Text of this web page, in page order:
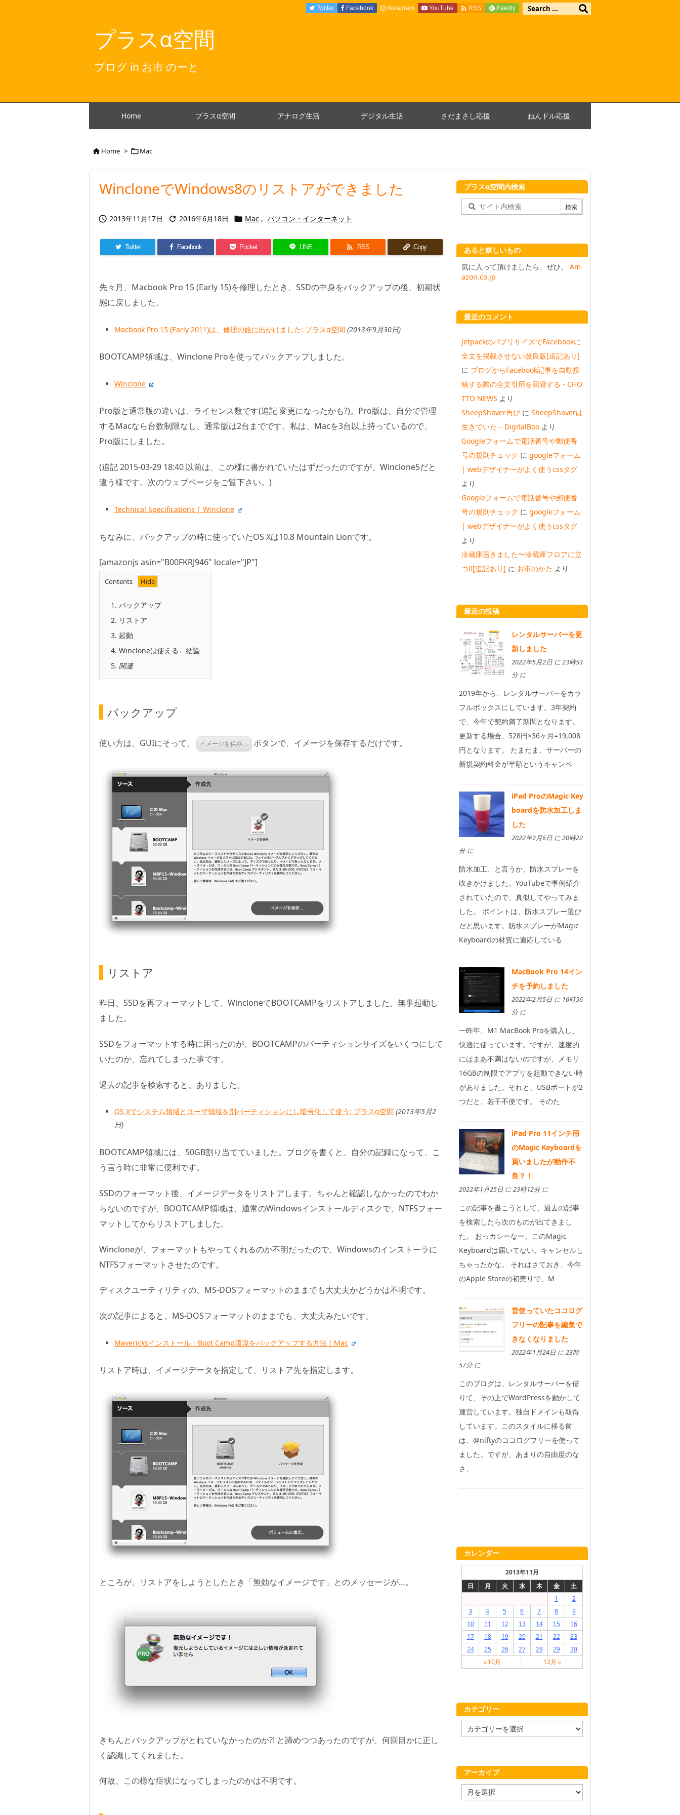
プラスα空間
ブログ in お市 のーと
Home プラスα空間 アナログ生活 デジタル生活 さだまさし応援 ねんドル応援
Twitter Facebook Instagram YouTube  RSS Feedly
Home > Mac
WincloneでWindows8のリストアができました
 2013年11月17日  2016年6月18日  Mac , パソコン・インターネット
Twitter Facebook Pocket LINE  RSS Copy
先々月、Macbook Pro 15 (Early 15)を修理したとき、SSDの中身をバックアップの後、初期状
態に戻しました。
Macbook Pro 15 (Early 2011)は、修理の旅に出かけました: プラスα空間 (2013年9月30日)
BOOTCAMP領域は、Winclone Proを使ってバックアップしました。
Winclone
Pro版と通常版の違いは、ライセンス数です(追記 変更になったかも?)。Pro版は、自分で管理
するMacなら台数制限なし、通常版は2台までです。私は、Macを3台以上持っているので、
Pro版にしました。
(追記 2015-03-29 18:40 以前は、この様に書かれていたはずだったのですが、Winclone5だと
違う様です。次のウェブページをご覧下さい。)
Technical Specifications | Winclone
ちなみに、バックアップの時に使っていたOS Xは10.8 Mountain Lionです。
[amazonjs asin="B00FKRJ946" locale="JP"]
Contents
1. バックアップ
2. リストア
3. 起動
4. Wincloneは使える←結論
5. 関連
バックアップ
使い方は、GUIにそって、 イメージを保存… ボタンで、イメージを保存するだけです。
リストア
昨日、SSDを再フォーマットして、WincloneでBOOTCAMPをリストアしました。無事起動し
ました。
SSDをフォーマットする時に困ったのが、BOOTCAMPのパーティションサイズをいくつにして
いたのか、忘れてしまった事です。
過去の記事を検索すると、ありました。
OS Xでシステム領域とユーザ領域を別パーティションにし暗号化して使う: プラスα空間 (2013年5月2
日)
BOOTCAMP領域には、50GB割り当てていました。ブログを書くと、自分の記録になって、こ
う言う時に非常に便利です。
SSDのフォーマット後、イメージデータをリストアします。ちゃんと確認しなかったのでわか
らないのですが、BOOTCAMP領域は、通常のWindowsインストールディスクで、NTFSフォー
マットしてからリストアしました。
Wincloneが、フォーマットもやってくれるのか不明だったので、Windowsのインストーラに
NTFSフォーマットさせたのです。
ディスクユーティリティの、MS-DOSフォーマットのままでも大丈夫かどうかは不明です。
次の記事によると、MS-DOSフォーマットのままでも、大丈夫みたいです。
Mavericksインストール：Boot Camp環境をバックアップする方法｜Mac
リストア時は、イメージデータを指定して、リストア先を指定します。
ところが、リストアをしようとしたとき「無効なイメージです」とのメッセージが…。
きちんとバックアップがとれていなかったのか?! と諦めつつあったのですが、何回目かに正し
く認識してくれました。
何故、この様な症状になってしまったのかは不明です。
プラスα空間内検索
あると嬉しいもの
気に入って頂けましたら、ぜひ。 Am
azon.co.jp
最近のコメント
JetpackのパブリサイズでFacebookに
全文を掲載させない改良版[追記あり]
に ブログからFacebook記事を自動投
稿する際の全文引用を回避する - CHO
TTO NEWS より
SheepShaver再び に SheepShaverは
生きていた – DigitalBoo より
Googleフォームで電話番号や郵便番
号の規則チェック に googleフォーム
| webデザイナーがよく使うcssタグ
より
Googleフォームで電話番号や郵便番
号の規則チェック に googleフォーム
| webデザイナーがよく使うcssタグ
より
冷蔵庫届きました〜冷蔵庫フロアに立
つ!![追記あり] に お市のかた より
最近の投稿
レンタルサーバーを更
新しました
2022年5月2日 に 23時53
分 に
2019年から、レンタルサーバーをカラ
フルボックスにしています。3年契約
で、今年で契約満了期間となります。
更新する場合、528円×36ヶ月=19,008
円となります。 たまたま、サーバーの
新規契約料金が半額というキャンペ
iPad ProのMagic Key
boardを防水加工しま
した
2022年2月6日 に 20時22
分 に
防水加工、と言うか、防水スプレーを
吹きかけました。YouTubeで事例紹介
されていたので、真似してやってみま
した。 ポイントは、防水スプレー選び
だと思います。防水スプレーがMagic
Keyboardの材質に適応している
MacBook Pro 14イン
チを予約しました
2022年2月5日 に 16時56
分 に
一昨年、M1 MacBook Proを購入し、
快適に使っています。ですが、速度的
にはまあ不満はないのですが、メモリ
16GBの制限でアプリを起動できない時
がありました。それと、USBポートが2
つだと、若干不便です。 そのた
iPad Pro 11インチ用
のMagic Keyboardを
買いましたが動作不
良？！
2022年1月25日 に 23時12分 に
この記事を書こうとして、過去の記事
を検索したら次のものが出てきまし
た。 おっカシーなー、このMagic
Keyboardは届いてない。キャンセルし
ちゃったかな。 それはさておき、今年
のApple Storeの初売りで、M
昔使っていたココログ
フリーの記事を編集で
きなくなりました
2022年1月24日 に 23時
57分 に
このブログは、レンタルサーバーを借
りて、その上でWordPressを動かして
運営しています。独自ドメインも取得
しています。このスタイルに移る前
は、@niftyのココログフリーを使って
ました。ですが、あまりの自由度のな
さ、
カレンダー
2013年11月
日
月 火 水 木 金
土
1
2
3
4 5 6 7 8
9
10
11 12 13 14 15
16
17
18 19 20 21 22
23
24
25 26 27 28 29
30
« 10月
12月 »
カテゴリー
テ
ー
アーカイブ
ー